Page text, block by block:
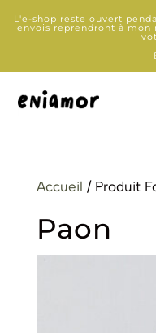
L'e-shop reste ouvert
envois reprendront à mon
Accueil / Produit
Paon